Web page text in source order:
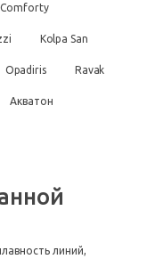
Comforty
Kolpa San
Opadiris Ravak
Акватон
линий,